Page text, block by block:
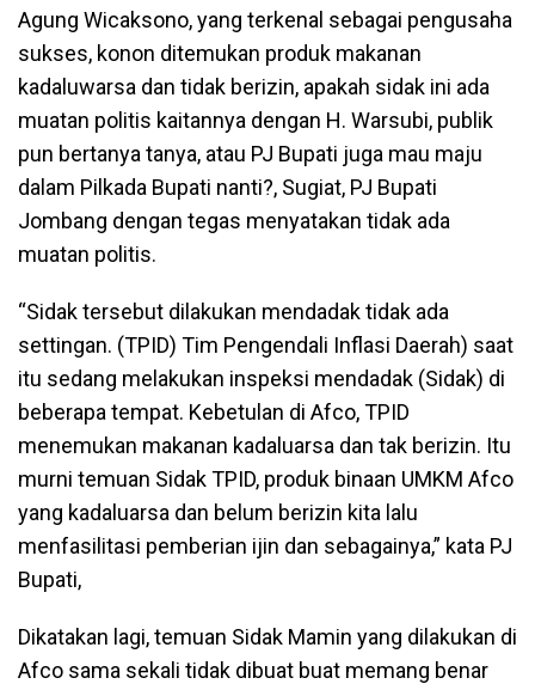
Agung Wicaksono, yang terkenal sebagai pengusaha
sukses, konon ditemukan produk makanan
kadaluwarsa dan tidak berizin, apakah sidak ini ada
muatan politis kaitannya dengan H. Warsubi, publik
pun bertanya tanya, atau PJ Bupati juga mau maju
dalam Pilkada Bupati nanti?, Sugiat, PJ Bupati
Jombang dengan tegas menyatakan tidak ada
muatan politis.
“Sidak tersebut dilakukan mendadak tidak ada
settingan. (TPID) Tim Pengendali Inflasi Daerah) saat
itu sedang melakukan inspeksi mendadak (Sidak) di
beberapa tempat. Kebetulan di Afco, TPID
menemukan makanan kadaluarsa dan tak berizin. Itu
murni temuan Sidak TPID, produk binaan UMKM Afco
yang kadaluarsa dan belum berizin kita lalu
menfasilitasi pemberian ijin dan sebagainya,” kata PJ
Bupati,
Dikatakan lagi, temuan Sidak Mamin yang dilakukan di
Afco sama sekali tidak dibuat buat memang benar